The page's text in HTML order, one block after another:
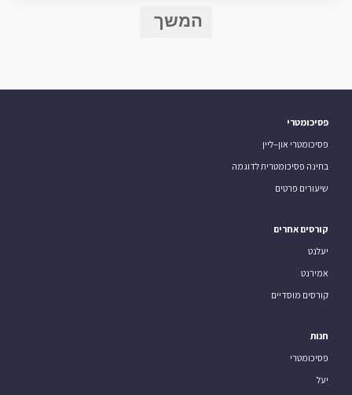
המשך
פסיכומטרי
פסיכומטרי און–ליין
בחינה פסיכומטרית לדוגמה
שיעורים פרטים
קורסים אחרים
יעלנט
אמירנט
קורסים מוסדיים
חנות
פסיכומטרי
יעל